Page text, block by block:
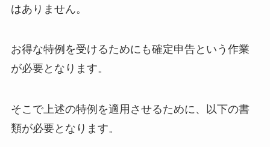
はありません。
お得な特例を受けるためにも確定申告という作業
が必要となります。
そこで上述の特例を適用させるために、以下の書
類が必要となります。